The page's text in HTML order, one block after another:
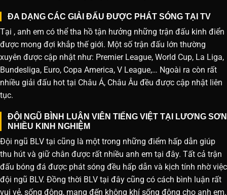
ĐA DẠNG CÁC GIẢI ĐẤU ĐƯỢC PHÁT SÓNG TẠI TV
Tại , anh em có thể tha hồ tận hưởng những trận đấu kinh điển
được mong đợi khắp thế giới. Một số trận đấu lớn thường
xuyên được cập nhật như: Premier League, World Cup, La Liga,
Bundesliga, Euro, Copa America, V League,… Ngoài ra còn rất
nhiều giải đấu hot tại Châu Á, Châu Âu đều được cập nhật liên
tục.
ĐỘI NGŨ BÌNH LUẬN VIÊN TIẾNG VIỆT TẠI LƯƠNG SƠN
NHIỀU KINH NGHIỆM
Đội ngũ BLV tại cũng là một trong những điểm hấp dẫn giúp
thu hút và giữ chân được rất nhiều anh em tại đây. Tất cả trận
đấu bóng đá được phát sóng đều hấp dẫn và kịch tính nhờ việc
đội ngũ BLV. Đồng thời BLV tại đây cũng có cách bình luận rất
vui vẻ, sống động, mang đến không khí sống động cho anh em.